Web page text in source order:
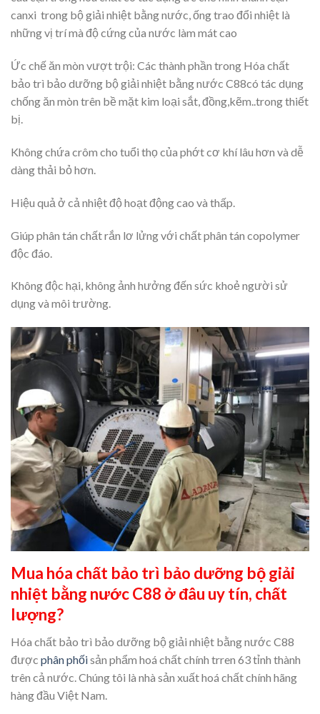
canxi trong bộ giải nhiệt bằng nước, ống trao đổi nhiệt là
những vị trí mà độ cứng của nước làm mát cao
Ức chế ăn mòn vượt trội: Các thành phần trong Hóa chất
bảo trì bảo dưỡng bộ giải nhiệt bằng nước C88có tác dụng
chống ăn mòn trên bề mặt kim loại sắt, đồng,kẽm..trong thiết
bị.
Không chứa crôm cho tuổi thọ của phớt cơ khí lâu hơn và dễ
dàng thải bỏ hơn.
Hiệu quả ở cả nhiệt độ hoạt động cao và thấp.
Giúp phân tán chất rắn lơ lửng với chất phân tán copolymer
độc đáo.
Không độc hại, không ảnh hưởng đến sức khoẻ người sử
dụng và môi trường.
Mua hóa chất bảo trì bảo dưỡng bộ giải
nhiệt bằng nướcC88ở đâu uy tín, chất
lượng?
Hóa chất bảo trì bảo dưỡng bộ giải nhiệt bằng nước C88
được phân phốisản phẩm hoá chất chính trren 63 tỉnh thành
trên cả nước. Chúng tôi là nhà sản xuất hoá chất chính hãng
hàng đầu Việt Nam.